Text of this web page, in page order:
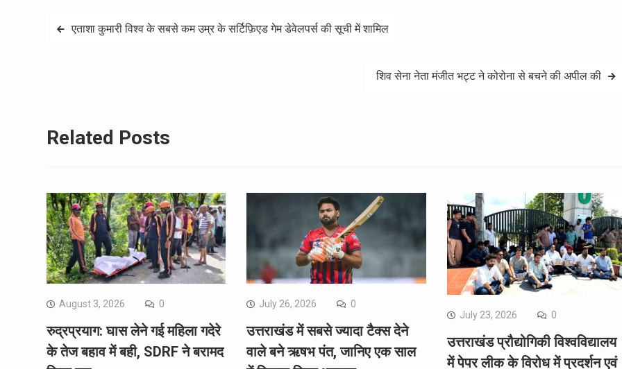
Postएताशा कुमारी विश्व के सबसे कम उम्र के सर्टिफ़िएड गेम डेवेलपर्स की सूची में शामिल
शिव सेना नेता मंजीत भट्ट ने कोरोना से बचने की अपील की
Related Posts
August 3, 2026 0
रुद्रप्रयाग: घास लेने गई महिला गदेरे
के तेज बहाव में बही, SDRF ने बरामद
July 26, 2026 0
उत्तराखंड में सबसे ज्यादा टैक्स देने
वाले बने ऋषभ पंत, जानिए एक साल
July 23, 2026 0
उत्तराखंड प्रौद्योगिकी विश्वविद्यालय
में पेपर लीक के विरोध में प्रदर्शन एवं